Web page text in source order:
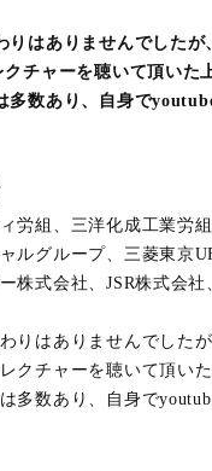
りはありませんでした
チャーを聴いて頂いた
多数あり、自身で
労組、三洋化成工業労
ルグループ、三菱東京
株式会社、JSR株式会
りはありませんでした
クチャーを聴いて頂い
多数あり、自身で